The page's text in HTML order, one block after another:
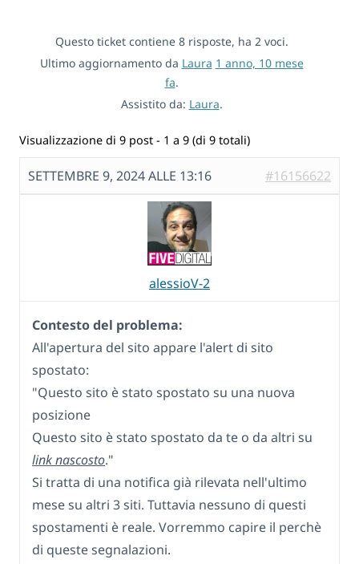
Questo ticket contiene 8 risposte, ha 2 voci.
Ultimo aggiornamento da Laura 1 anno, 10 mese
fa.
Assistito da: Laura.
Visualizzazione di 9 post - 1 a 9 (di 9 totali)
SETTEMBRE 9, 2024 ALLE 13:16 #16156622
alessioV-2
Contesto del problema:
All'apertura del sito appare l'alert di sito
spostato:
"Questo sito è stato spostato su una nuova
posizione
Questo sito è stato spostato da te o da altri su
link nascosto."
Si tratta di una notifica già rilevata nell'ultimo
mese su altri 3 siti. Tuttavia nessuno di questi
spostamenti è reale. Vorremmo capire il perchè
di queste segnalazioni.